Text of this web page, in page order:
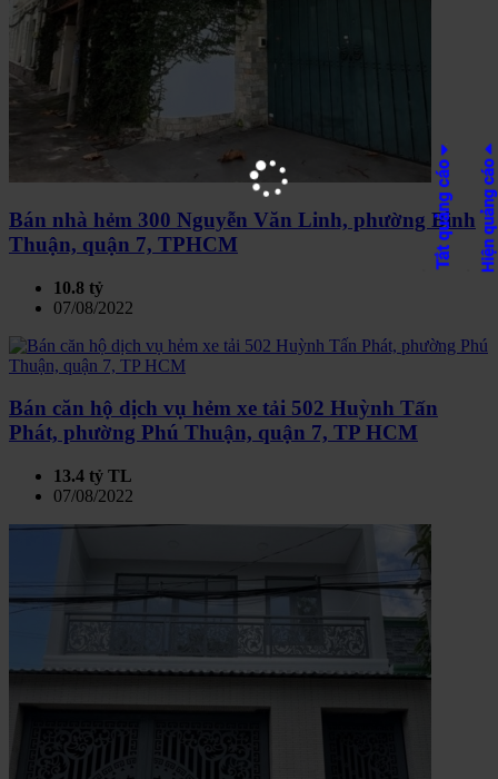
Bán nhà hẻm 300 Nguyễn Văn Linh, phường Bình
Thuận, quận 7, TPHCM
10.8 tỷ
07/08/2022
Bán căn hộ dịch vụ hẻm xe tải 502 Huỳnh Tấn
Phát, phường Phú Thuận, quận 7, TP HCM
13.4 tỷ TL
07/08/2022